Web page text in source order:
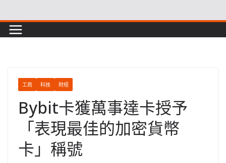
to
content
工商 科技 財經
Bybit卡獲萬事達卡授予
「表現最佳的加密貨幣
卡」稱號